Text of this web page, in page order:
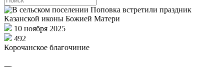
10 ноября 2025
492
Корочанское благочиние